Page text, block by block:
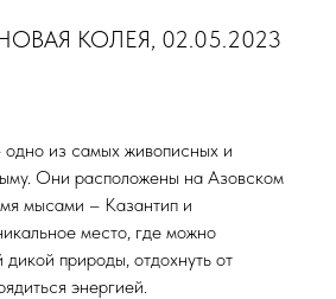
НОВАЯ КОЛЕЯ, 02.05.2023
одно из самых живописных и
Они расположены на Азовском
мысами – Казантип и
место, где можно
дикой природы, отдохнуть от
энергией.